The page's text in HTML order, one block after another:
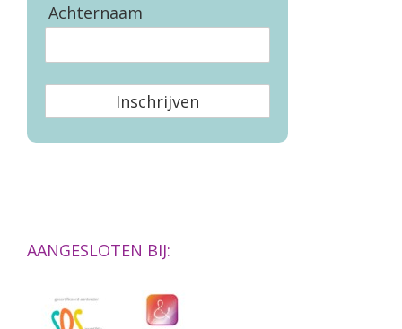
Achternaam
Inschrijven
AANGESLOTEN BIJ: